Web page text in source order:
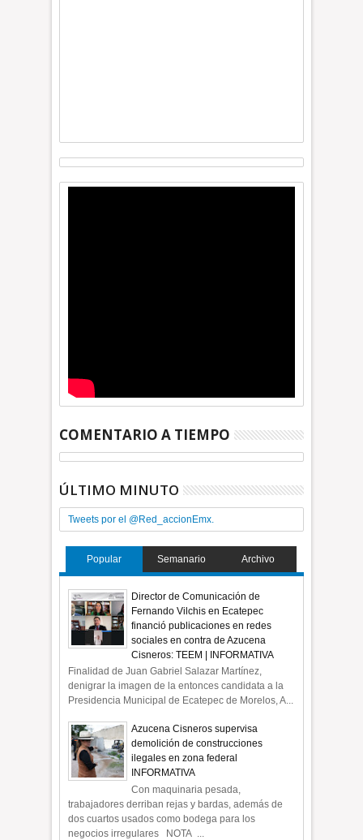
COMENTARIO A TIEMPO
ÚLTIMO MINUTO
Tweets por el @Red_accionEmx.
Popular Semanario Archivo
Director de Comunicación de
Fernando Vilchis en Ecatepec
financió publicaciones en redes
sociales en contra de Azucena
Cisneros: TEEM | INFORMATIVA
Finalidad de Juan Gabriel Salazar Martínez,
denigrar la imagen de la entonces candidata a la
Presidencia Municipal de Ecatepec de Morelos, A...
Azucena Cisneros supervisa
demolición de construcciones
ilegales en zona federal
INFORMATIVA
Con maquinaria pesada,
trabajadores derriban rejas y bardas, además de
dos cuartos usados como bodega para los
negocios irregulares NOTA ...